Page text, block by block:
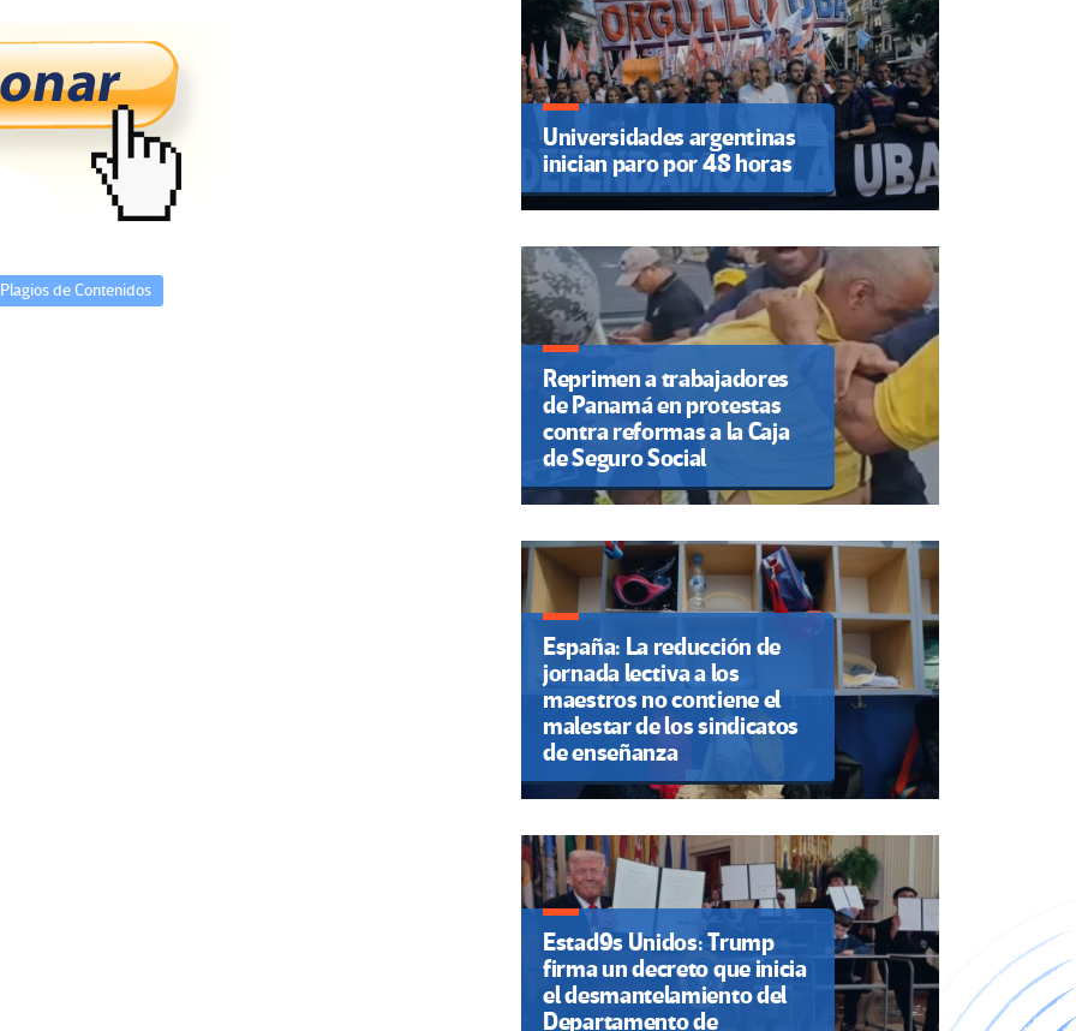
Plagios de Contenidos
Universidades argentinas
inician paro por 48 horas
Reprimen a trabajadores
de Panamá en protestas
contra reformas a la Caja
de Seguro Social
España: La reducción de
jornada lectiva a los
maestros no contiene el
malestar de los sindicatos
de enseñanza
Estad9s Unidos: Trump
firma un decreto que inicia
el desmantelamiento del
Departamento de